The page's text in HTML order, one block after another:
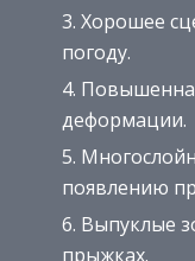
Хорошее
погоду.
деформации.
появлению
Выпуклые
прыжках.